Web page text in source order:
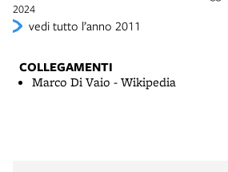
2024
vedi tutto l’anno 2011
COLLEGAMENTI
Marco Di Vaio - Wikipedia